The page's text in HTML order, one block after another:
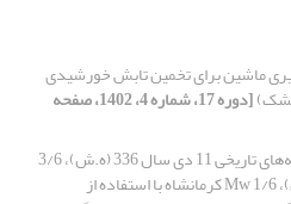
ماشین برای تخمین تابش خورشیدی
[دوره 17، شماره 4، 1402، صفحه
شبیه‌سازی زلزله‌های تاریخی 11 دی سال 336 (ه.ش)، 3/6
Mw و 12 فروردین سال 529 (ه.ش)، 1/6 Mw کرمانشاه با استفاده از